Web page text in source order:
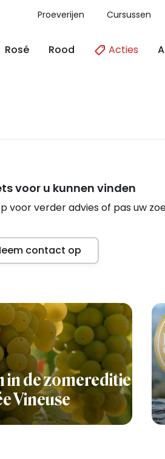
Proeverijen Cursussen
Rosé Rood Acties
voor u kunnen vinden
voor verder advies of pas uw
contact op
in de zomereditie
Vineuse